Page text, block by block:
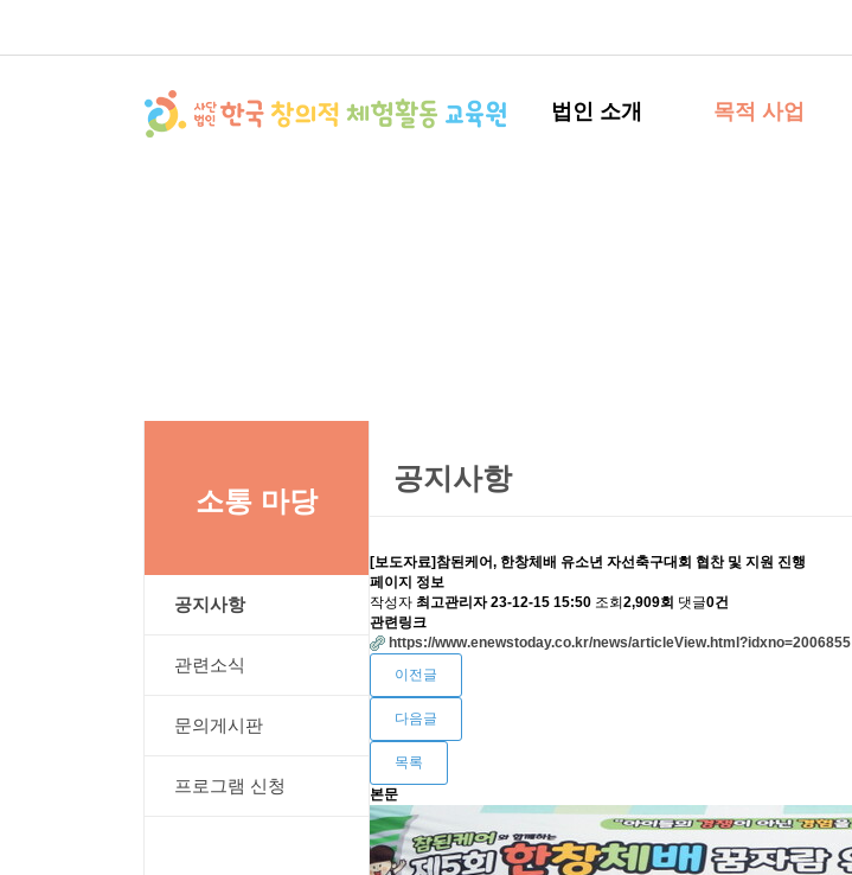
법인 소개 목적 사업
소통 마당
공지사항
관련소식
문의게시판
프로그램 신청
공지사항
[보도자료]참된케어, 한창체배 유소년 자선축구대회 협찬 및 지원 진행
페이지 정보
작성자 최고관리자 23-12-15 15:50 조회 2,909회 댓글0건
관련링크
https://www.enewstoday.co.kr/news/articleView.html?idxno=2006855
이전글
다음글
목록
본문